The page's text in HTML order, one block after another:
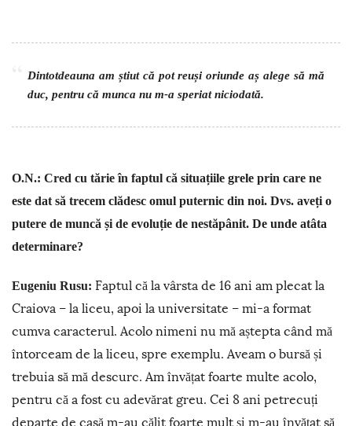
Dintotdeauna am știut că pot reuși oriunde aș alege să mă
duc, pentru că munca nu m-a speriat niciodată.
O.N.: Cred cu tărie în faptul că situațiile grele prin care ne
este dat să trecem clădesc omul puternic din noi. Dvs. aveți o
putere de muncă și de evoluție de nestăpânit. De unde atâta
determinare?
Eugeniu Rusu: Faptul că la vârsta de 16 ani am plecat la
Craiova – la liceu, apoi la universitate – mi-a format
cumva caracterul. Acolo nimeni nu mă aștepta când mă
întorceam de la liceu, spre exemplu. Aveam o bursă și
trebuia să mă descurc. Am învățat foarte multe acolo,
pentru că a fost cu adevărat greu. Cei 8 ani petrecuți
departe de casă m-au călit foarte mult și m-au învățat să